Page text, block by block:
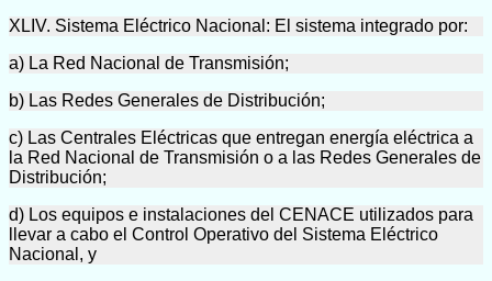
XLIV. Sistema Eléctrico Nacional: El sistema integrado por:
a) La Red Nacional de Transmisión;
b) Las Redes Generales de Distribución;
c) Las Centrales Eléctricas que entregan energía eléctrica a
la Red Nacional de Transmisión o a las Redes Generales de
Distribución;
d) Los equipos e instalaciones del CENACE utilizados para
llevar a cabo el Control Operativo del Sistema Eléctrico
Nacional, y